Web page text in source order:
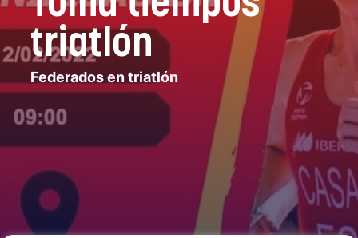
triatlón
Federados en triatlón